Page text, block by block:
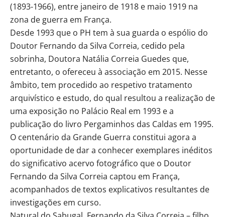
(1893-1966), entre janeiro de 1918 e maio 1919 na
zona de guerra em França.
Desde 1993 que o PH tem à sua guarda o espólio do
Doutor Fernando da Silva Correia, cedido pela
sobrinha, Doutora Natália Correia Guedes que,
entretanto, o ofereceu à associação em 2015. Nesse
âmbito, tem procedido ao respetivo tratamento
arquivístico e estudo, do qual resultou a realização de
uma exposição no Palácio Real em 1993 e a
publicação do livro Pergaminhos das Caldas em 1995.
O centenário da Grande Guerra constitui agora a
oportunidade de dar a conhecer exemplares inéditos
do significativo acervo fotográfico que o Doutor
Fernando da Silva Correia captou em França,
acompanhados de textos explicativos resultantes de
investigações em curso.